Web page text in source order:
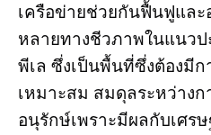
เครือข่ายช่วยกันฟื้นฟูแล
หลายทางชีวภาพในแนวป
พีเล ซึ่งเป็นพื้นที่ซึ่งต้องมี
เหมาะสม สมดุลระหว่างก
อนุรักษ์เพราะมีผลกับเศร